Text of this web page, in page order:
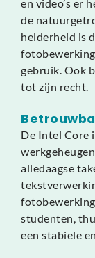
en video’s er
de
helderheid is
gebruik. Ook
tot zijn recht.
De Intel Core
alledaagse
studenten,
een stabiele